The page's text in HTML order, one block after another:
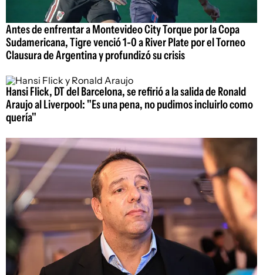
Antes de enfrentar a Montevideo City Torque por la Copa
Sudamericana, Tigre venció 1-0 a River Plate por el Torneo
Clausura de Argentina y profundizó su crisis
Hansi Flick, DT del Barcelona, se refirió a la salida de Ronald
Araujo al Liverpool: "Es una pena, no pudimos incluirlo como
quería"